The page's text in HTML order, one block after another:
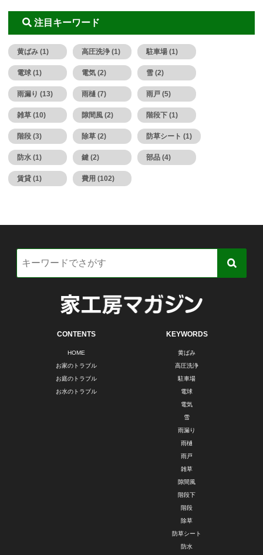
注目キーワード
黄ばみ (1) 高圧洗浄 (1) 駐車場 (1)
電球 (1) 電気 (2) 雪 (2)
雨漏り (13) 雨樋 (7) 雨戸 (5)
雑草 (10) 隙間風 (2) 階段下 (1)
階段 (3) 除草 (2) 防草シート (1)
防水 (1) 鍵 (2) 部品 (4)
賃貸 (1) 費用 (102)
CONTENTS
HOME
お家のトラブル
お庭のトラブル
お水のトラブル
KEYWORDS
黄ばみ
高圧洗浄
駐車場
電球
電気
雪
雨漏り
雨樋
雨戸
雑草
隙間風
階段下
階段
除草
防草シート
防水